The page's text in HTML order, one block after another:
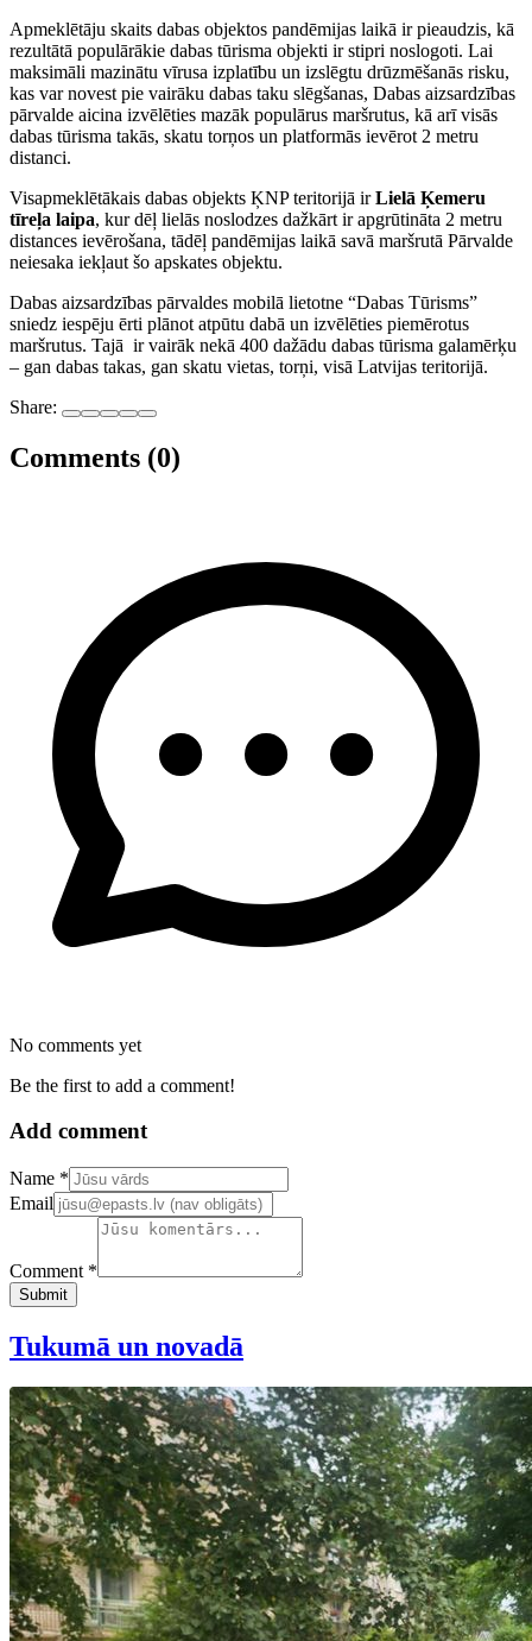
Apmeklētāju skaits dabas objektos pandēmijas laikā ir pieaudzis, kā
rezultātā populārākie dabas tūrisma objekti ir stipri noslogoti. Lai
maksimāli mazinātu vīrusa izplatību un izslēgtu drūzmēšanās risku,
kas var novest pie vairāku dabas taku slēgšanas, Dabas aizsardzības
pārvalde aicina izvēlēties mazāk populārus maršrutus, kā arī visās
dabas tūrisma takās, skatu torņos un platformās ievērot 2 metru
distanci.
Visapmeklētākais dabas objekts ĶNP teritorijā irLielā Ķemeru
tīreļa laipa, kur dēļ lielās noslodzes dažkārt ir apgrūtināta 2 metru
distances ievērošana, tādēļ pandēmijas laikā savā maršrutā Pārvalde
neiesaka iekļaut šo apskates objektu.
Dabas aizsardzības pārvaldes mobilā lietotne “Dabas Tūrisms”
sniedz iespēju ērti plānot atpūtu dabā un izvēlēties piemērotus
maršrutus. Tajā ir vairāk nekā 400 dažādu dabas tūrisma galamērķu
– gan dabas takas, gan skatu vietas, torņi, visā Latvijas teritorijā.
Share:
Comments (0)
No comments yet
Be the first to add a comment!
Add comment
Confirm your email address
Name *
Email
Comment *
Submit
Tukumā un novadā